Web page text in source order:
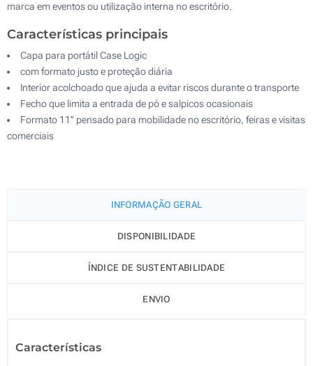
marca em eventos ou utilização interna no escritório.
Características principais
Capa para portátil Case Logic
com formato justo e proteção diária
Interior acolchoado que ajuda a evitar riscos durante o transporte
Fecho que limita a entrada de pó e salpicos ocasionais
Formato 11'' pensado para mobilidade no escritório, feiras e visitas
comerciais
INFORMAÇÃO GERAL
DISPONIBILIDADE
ÍNDICE DE SUSTENTABILIDADE
ENVIO
Características